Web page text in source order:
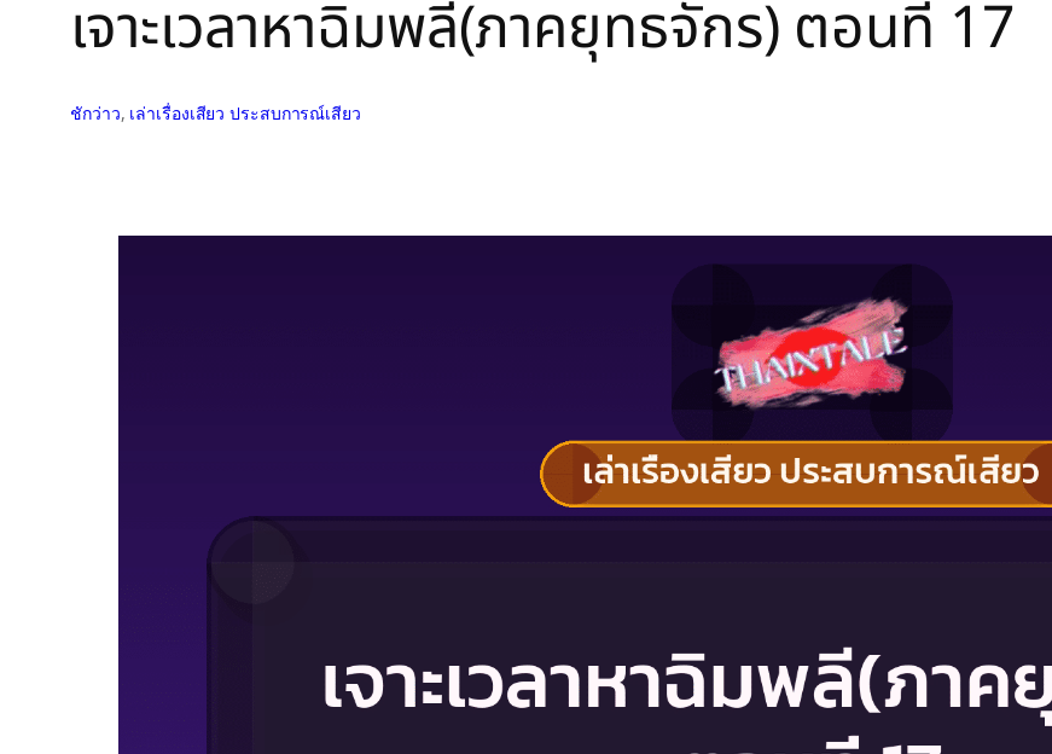
เจาะเวลาหาฉิมพลี(ภาคยุทธจักร) ตอนที่ 17
ชักว่าว, เล่าเรื่องเสียว ประสบการณ์เสียว